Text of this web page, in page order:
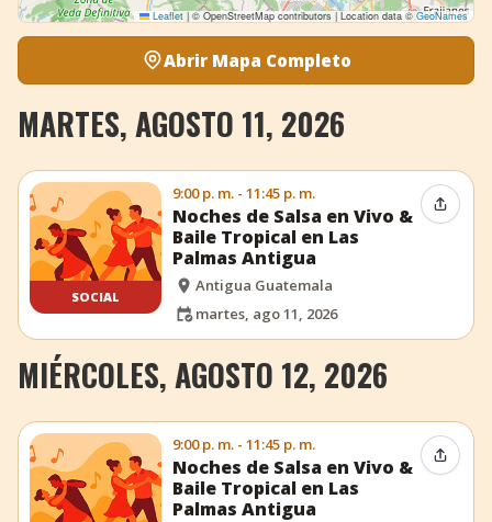
Leaflet | © OpenStreetMap contributors | Location data ©GeoNames
Abrir Mapa Completo
MARTES, AGOSTO 11, 2026
SOCIAL
9:00 p. m. - 11:45 p. m.
Noches de Salsa en Vivo &
Baile Tropical en Las
Palmas Antigua
Antigua Guatemala
martes, ago 11, 2026
MIÉRCOLES, AGOSTO 12, 2026
9:00 p. m. - 11:45 p. m.
Noches de Salsa en Vivo &
Baile Tropical en Las
Palmas Antigua